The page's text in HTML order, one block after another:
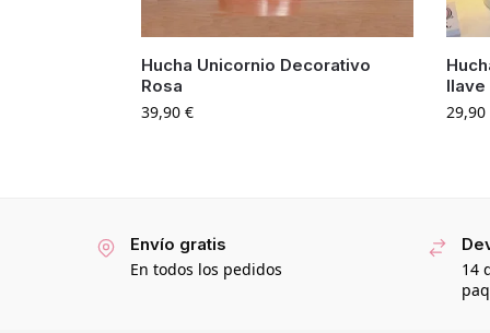
Hucha Unicornio Decorativo
Rosa
39,90 €
llave
29,90
Envío gratis
En todos los pedidos
14